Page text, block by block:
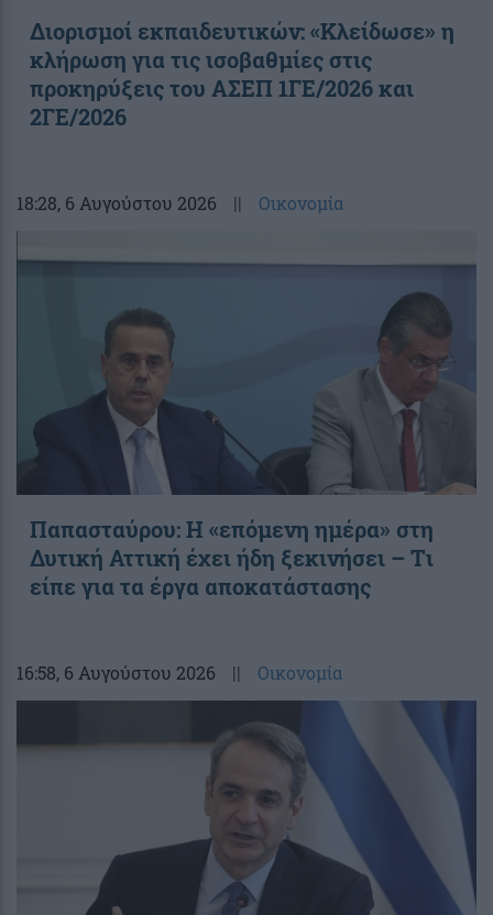
Διορισμοί εκπαιδευτικών: «Κλείδωσε» η
κλήρωση για τις ισοβαθμίες στις
προκηρύξεις του ΑΣΕΠ 1ΓΕ/2026 και
2ΓΕ/2026
18:28, 6 Αυγούστου 2026 || Οικονομία
Παπασταύρου: Η «επόμενη ημέρα» στη
Δυτική Αττική έχει ήδη ξεκινήσει – Tι
είπε για τα έργα αποκατάστασης
16:58, 6 Αυγούστου 2026 || Οικονομία